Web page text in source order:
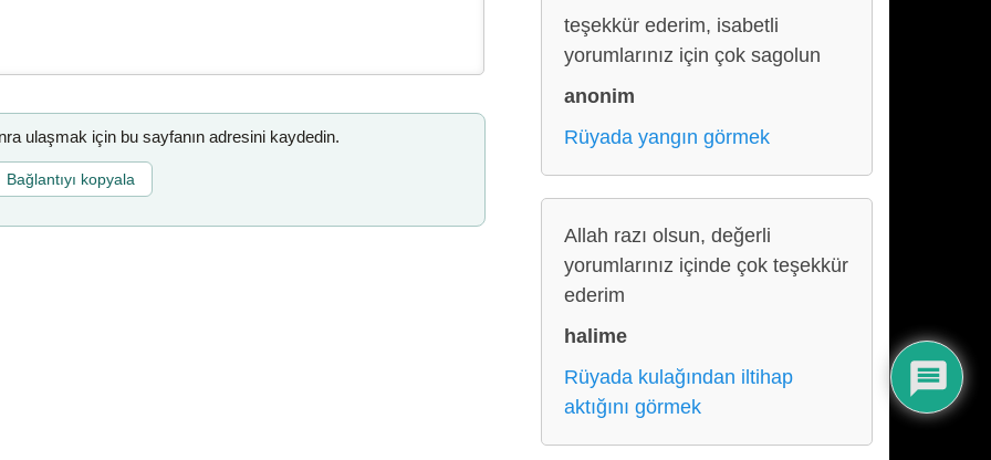
ulaşmak için bu sayfanın adresini kaydedin.
Bağlantıyı kopyala
teşekkür ederim, isabetli
yorumlarınız için çok sagolun
anonim
Rüyada yangın görmek
Allah razı olsun, değerli
yorumlarınız içinde çok teşekkür
ederim
halime
Rüyada kulağından iltihap
aktığını görmek